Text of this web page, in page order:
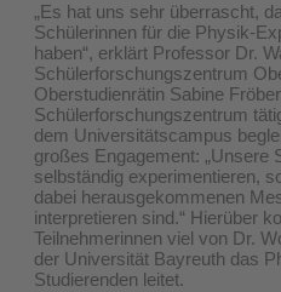
„Es hat uns sehr überrascht,
Schülerinnen für die Physik-
haben“, erklärt Professor Dr.
Schülerforschungszentrum
Oberstudienrätin Sabine
Schülerforschungszentrum
dem Universitätscampus
großes Engagement: „Unsere
selbständig experimentieren,
dabei herausgekommenen
interpretieren sind.“ Hierüber
Teilnehmerinnen viel von Dr.
der Universität Bayreuth das
Studierenden leitet.